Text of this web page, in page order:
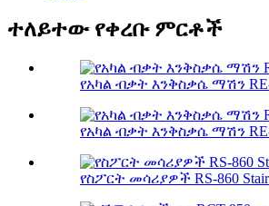
ተለይተው የቀረቡ ምርቶች
የአካል ብቃት እንቅስቃሴ ማሽን
የአካል ብቃት እንቅስቃሴ ማሽን
የስፖርት መሳሪያዎች RS-860